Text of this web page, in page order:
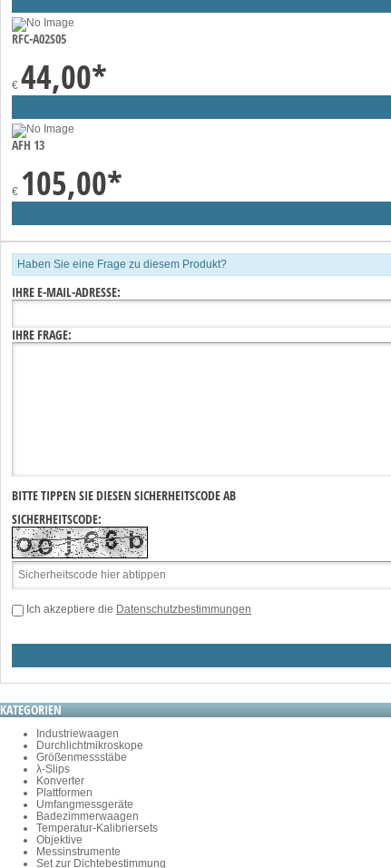
RFC-A02S05
€ 44,00*
AFH 13
€ 105,00*
Haben Sie eine Frage zu diesem Produkt?
IHRE E-MAIL-ADRESSE:
IHRE FRAGE:
BITTE TIPPEN SIE DIESEN SICHERHEITSCODE AB
SICHERHEITSCODE:
Ich akzeptiere die Datenschutzbestimmungen
KATEGORIEN
Industriewaagen
Durchlichtmikroskope
Größenmessstäbe
λ-Slips
Konverter
Plattformen
Umfangmessgeräte
Badezimmerwaagen
Temperatur-Kalibriersets
Objektive
Messinstrumente
Set zur Dichtebestimmung